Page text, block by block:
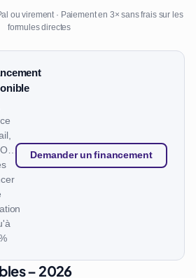
ou virement · Paiement en 3× sans frais sur les
formules directes
Demander un financement
– 2026